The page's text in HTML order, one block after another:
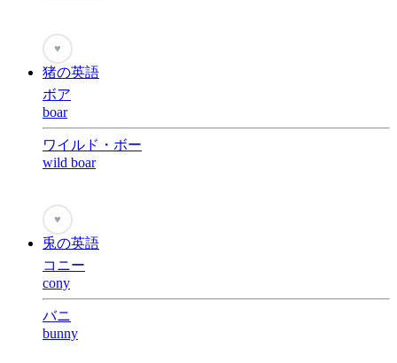
♥
猪の英語
ボア
boar
ワイルド・ボー
wild boar
♥
兎の英語
コニー
cony
バニ
bunny